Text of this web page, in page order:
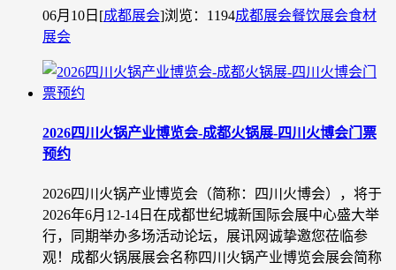
06月10日 [成都展会]浏览：1194成都展会餐饮展会食材
展会
2026四川火锅产业博览会-成都火锅展-四川火博会门票
预约
2026四川火锅产业博览会（简称：四川火博会），将于
2026年6月12-14日在成都世纪城新国际会展中心盛大举
行，同期举办多场活动论坛，展讯网诚挚邀您莅临参
观！成都火锅展展会名称四川火锅产业博览会展会简称